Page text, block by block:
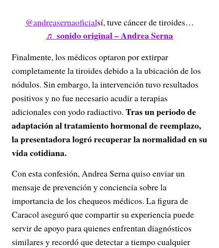
@andreasernaoficialsí, tuve cáncer de tiroides…
♬ sonido original – Andrea Serna
Finalmente, los médicos optaron por extirpar
completamente la tiroides debido a la ubicación de los
nódulos. Sin embargo, la intervención tuvo resultados
positivos y no fue necesario acudir a terapias
adicionales con yodo radiactivo. Tras un periodo de
adaptación al tratamiento hormonal de reemplazo,
la presentadora logró recuperar la normalidad en su
vida cotidiana.
Con esta confesión, Andrea Serna quiso enviar un
mensaje de prevención y conciencia sobre la
importancia de los chequeos médicos. La figura de
Caracol aseguró que compartir su experiencia puede
servir de apoyo para quienes enfrentan diagnósticos
similares y recordó que detectar a tiempo cualquier